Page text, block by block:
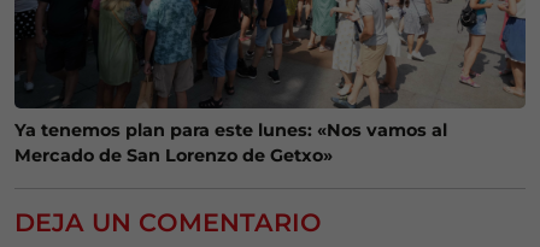
Ya tenemos plan para este lunes: «Nos vamos al
Mercado de San Lorenzo de Getxo»
DEJA UN COMENTARIO